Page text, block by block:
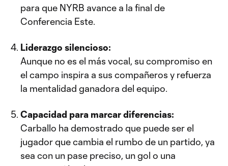
para que NYRB avance a la final de
Conferencia Este.
Liderazgo silencioso:
Aunque no es el más vocal, su compromiso en
el campo inspira a sus compañeros y refuerza
la mentalidad ganadora del equipo.
Capacidad para marcar diferencias:
Carballo ha demostrado que puede ser el
jugador que cambia el rumbo de un partido, ya
sea con un pase preciso, un gol o una